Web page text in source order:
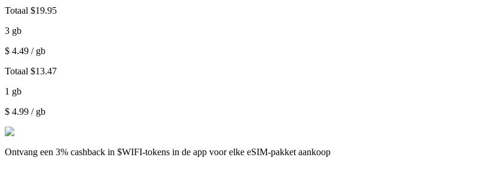
Totaal $19.95
3 gb
$ 4.49 / gb
Totaal $13.47
1 gb
$ 4.99 / gb
Ontvang een 3% cashback in $WIFI-tokens in de app voor elke eSIM-pakket aankoop